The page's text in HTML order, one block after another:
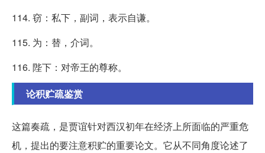
114. 窃：私下，副词，表示自谦。
115. 为：替，介词。
116. 陛下：对帝王的尊称。
论积贮疏鉴赏
这篇奏疏，是贾谊针对西汉初年在经济上所面临的严重危
机，提出的要注意积贮的重要论文。它从不同角度论述了